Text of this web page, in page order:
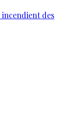
incendient des